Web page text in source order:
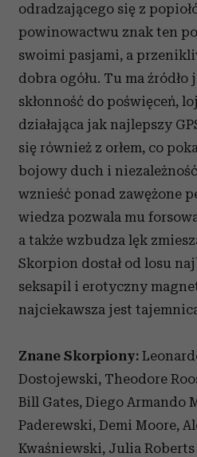
odradzającego się z
powinowactwu znak ten
swoimi pasjami, a
dobra ogółu. Tu ma
skłonność do poświęceń,
działająca jak najlepszy
się również z orłem, co
bojowy duch i
wznieść ponad zawężone
wiedza pozwala mu
a także wzbudza lęk
Skorpion dostał od losu
seksapil i erotyczny
najciekawsza jest
Znane Skorpiony:
Dostojewski, Theodore
Bill Gates, Diego Armando
Paderewski, Demi Moore,
Kwaśniewski, Julia Roberts